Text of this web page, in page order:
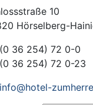
10
Hörselberg-
(0 36 254) 72 0-0
(0 36 254) 72 0-23
info@hotel-